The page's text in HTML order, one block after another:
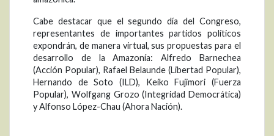
Cabe destacar que el segundo día del Congreso,
representantes de importantes partidos políticos
expondrán, de manera virtual, sus propuestas para el
desarrollo de la Amazonía: Alfredo Barnechea
(Acción Popular), Rafael Belaunde (Libertad Popular),
Hernando de Soto (ILD), Keiko Fujimori (Fuerza
Popular), Wolfgang Grozo (Integridad Democrática)
y Alfonso López-Chau (Ahora Nación).